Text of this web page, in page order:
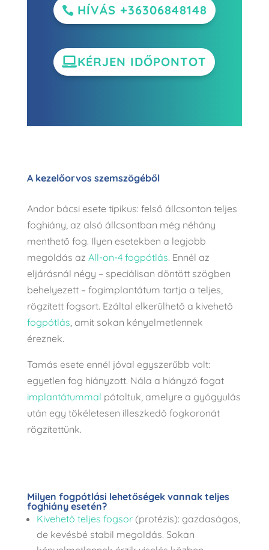
HÍVÁS +36306848148
KÉRJEN IDŐPONTOT
A kezelőorvos szemszögéből
Andor bácsi esete tipikus: felső állcsonton teljes
foghiány, az alsó állcsontban még néhány
menthető fog. Ilyen esetekben a legjobb
megoldás az All-on-4 fogpótlás. Ennél az
eljárásnál négy – speciálisan döntött szögben
behelyezett – fogimplantátum tartja a teljes,
rögzített fogsort. Ezáltal elkerülhető a kivehető
fogpótlás , amit sokan kényelmetlennek
éreznek.
Tamás esete ennél jóval egyszerűbb volt:
egyetlen fog hiányzott. Nála a hiányzó fogat
implantátummal pótoltuk, amelyre a gyógyulás
után egy tökéletesen illeszkedő fogkoronát
rögzítettünk.
Milyen fogpótlási lehetőségek vannak teljes
foghiány esetén?
Kivehető teljes fogsor(protézis): gazdaságos,
de kevésbé stabil megoldás. Sokan